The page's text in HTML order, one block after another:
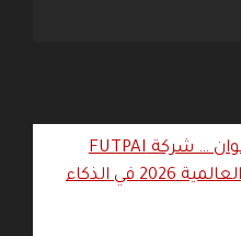
تطوان … شركة FUTPAI
تحصد جائزة التقدير العالمية 2026 في الذكاء